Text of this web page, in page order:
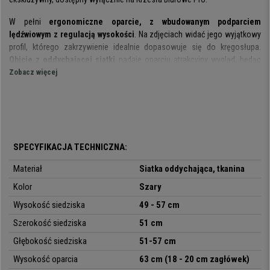
W pełni ergonomiczne oparcie, z wbudowanym podparciem
lędźwiowym z regulacją wysokości . Na zdjęciach widać jego wyjątkowy
profil, którego zakrzywienie idealnie dopasowuje się do kręgosłupa.
Obicie z oddychającej siatki
nadaje oparciu atrakcyjny wygląd, będąc
jednocześnie wytrzymałe i łatwe w czyszczeniu.
Warto podkreślić również ergonomię siedziska, które
wytrzymałą i oddychającą tkaniną, która sprawdza się perfekcyjnie
Podłokietniki z trójwymiarową regulacją (wysokość, głębokość i kąt
wysokości oraz kąta nachylenia jest szczególnie wygodny ze względu na
swoją nieprzeciętną szerokość.
Krzesło jestodpowiednie również dla osób wysokich. Dzięki wymiarom
Zobacz więcej
SPECYFIKACJA TECHNICZNA:
Materiał
Siatka oddychająca, tkanina
Kolor
Szary
Wysokość siedziska
49 - 57 cm
Szerokość siedziska
51 cm
Głębokość siedziska
51-57 cm
Wysokość oparcia
63 cm (18 - 20 cm zagłówek)